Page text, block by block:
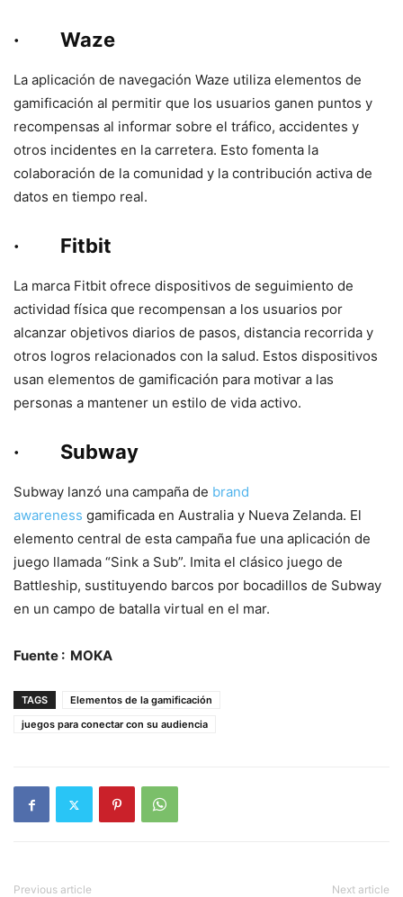
· Waze
La aplicación de navegación Waze utiliza elementos de
gamificación al permitir que los usuarios ganen puntos y
recompensas al informar sobre el tráfico, accidentes y
otros incidentes en la carretera. Esto fomenta la
colaboración de la comunidad y la contribución activa de
datos en tiempo real.
· Fitbit
La marca Fitbit ofrece dispositivos de seguimiento de
actividad física que recompensan a los usuarios por
alcanzar objetivos diarios de pasos, distancia recorrida y
otros logros relacionados con la salud. Estos dispositivos
usan elementos de gamificación para motivar a las
personas a mantener un estilo de vida activo.
· Subway
Subway lanzó una campaña de brand
awareness gamificada en Australia y Nueva Zelanda. El
elemento central de esta campaña fue una aplicación de
juego llamada “Sink a Sub”. Imita el clásico juego de
Battleship, sustituyendo barcos por bocadillos de Subway
en un campo de batalla virtual en el mar.
Fuente : MOKA
TAGS
Elementos de la gamificación
juegos para conectar con su audiencia
Previous article Next article